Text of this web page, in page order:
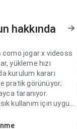
hakkında
como jogar x videoss
yükleme hızı
kurulum kararı
pratik görünüyor;
taranıyor.
kullanım için uygun.
jogar, gezinme